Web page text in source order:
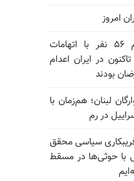
امروز
سازمان ملل: دست‌کم ۵۶ نفر با اتهامات
امنیتی از اسفند ۱۴۰۴ تاکنون در ایران اعدام
لبنان؛ هم‌زمان با
در رم
سیاسی محقق
با حوثی‌ها در مسقط